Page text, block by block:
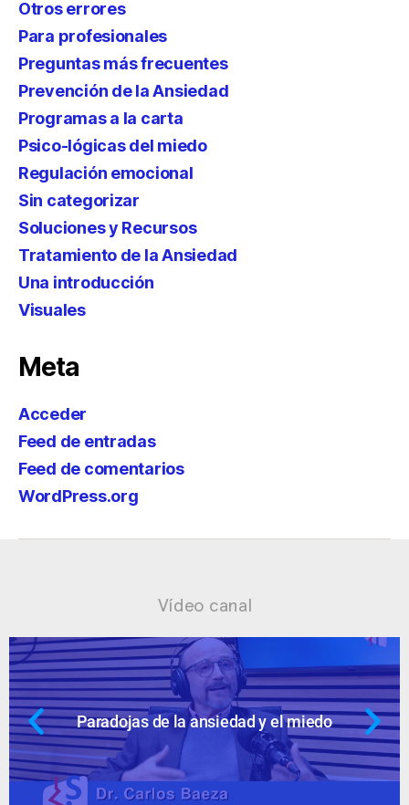
Otros errores
Para profesionales
Preguntas más frecuentes
Prevención de la Ansiedad
Programas a la carta
Psico-lógicas del miedo
Regulación emocional
Sin categorizar
Soluciones y Recursos
Tratamiento de la Ansiedad
Una introducción
Visuales
Meta
Acceder
Feed de entradas
Feed de comentarios
WordPress.org
Vídeo canal
y el miedo Ansiedad: supuestos